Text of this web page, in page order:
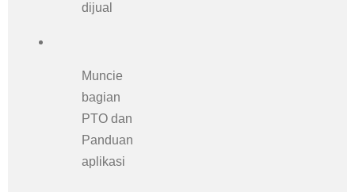
dijual
Muncie
bagian
PTO dan
Panduan
aplikasi